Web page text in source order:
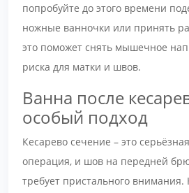
попробуйте до этого времени
ножные ванночки или принять
это поможет снять мышечное
риска для матки и швов.
Ванна после
особый подход
Кесарево сечение – это
операция, и шов на передней
требует пристального внимания.